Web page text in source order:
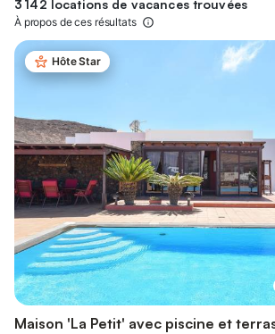
3 142 locations de vacances trouvées
À propos de ces résultats
Hôte Star
Maison 'La Petit' avec piscine et